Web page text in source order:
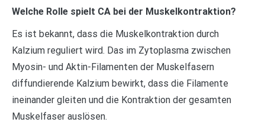
Welche Rolle spielt CA bei der Muskelkontraktion?
Es ist bekannt, dass die Muskelkontraktion durch
Kalzium reguliert wird. Das im Zytoplasma zwischen
Myosin- und Aktin-Filamenten der Muskelfasern
diffundierende Kalzium bewirkt, dass die Filamente
ineinander gleiten und die Kontraktion der gesamten
Muskelfaser auslösen.